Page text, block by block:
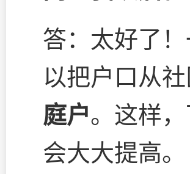
答：太好了
以把户口从
庭户。这样
会大大提高。